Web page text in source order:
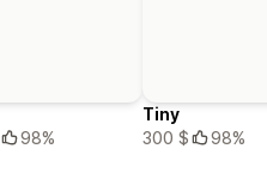
98%
Tiny
300 $
98%